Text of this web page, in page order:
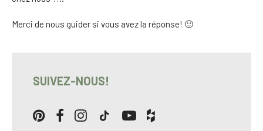
Merci de nous guider si vous avez la réponse! 🙂
SUIVEZ-NOUS!